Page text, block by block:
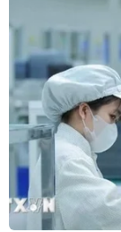
Phát động
giúp
25/04/2023 09:23
Danh sách
dịch gây quỹ